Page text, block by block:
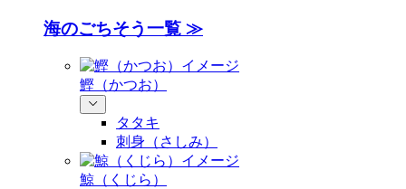
海のごちそう一覧 ≫
鰹（かつお）
タタキ
刺身（さしみ）
鯨（くじら）